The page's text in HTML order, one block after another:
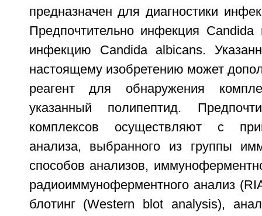
предназначен для диагностики
Предпочтительно инфекция Candida
инфекцию Candida albicans.
настоящему изобретению может
реагент для обнаружения
указанный полипептид.
комплексов осуществляют с
анализа, выбранного из группы
способов анализов,
радиоиммуноферментного анализ
блотинг (Western blot analysis),